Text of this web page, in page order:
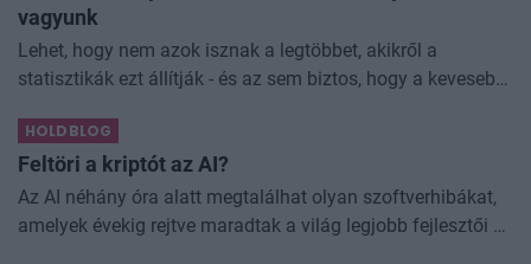
vagyunk
Lehet, hogy nem azok isznak a legtöbbet, akikről a
statisztikák ezt állítják - és az sem biztos, hogy a kevesebb
Kevesebb alkoholt iszunk
HOLDBLOG
Feltöri a kriptót az AI?
Az AI néhány óra alatt megtalálhat olyan szoftverhibákat,
amelyek évekig rejtve maradtak a világ legjobb fejlesztői és